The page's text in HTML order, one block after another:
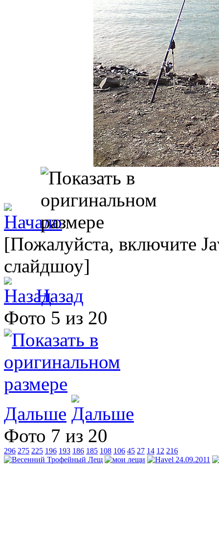
[Пожалуйста, включите
слайдшоу]
Назад
Фото 5 из 20
Дальше
Фото 7 из 20
296 275 225 196 193 186 185 108 106 45 27 14 12 216